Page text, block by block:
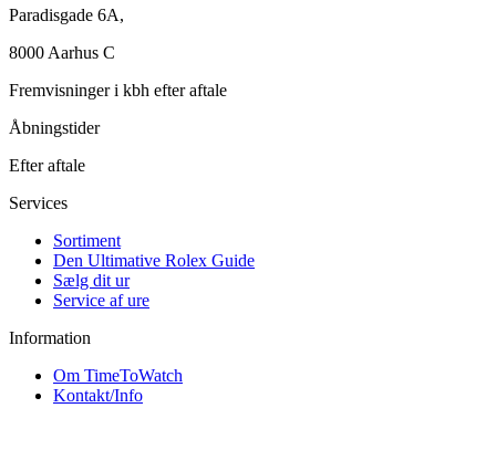
Paradisgade 6A,
8000 Aarhus C
Fremvisninger i kbh efter aftale
Åbningstider
Efter aftale
Services
Sortiment
Den Ultimative Rolex Guide
Sælg dit ur
Service af ure
Information
Om TimeToWatch
Kontakt/Info